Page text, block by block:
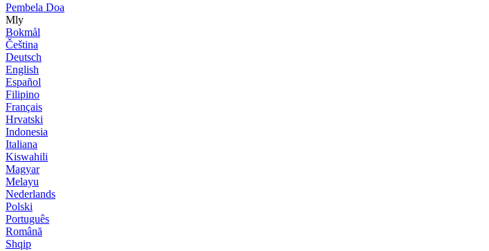
Pembela Doa
Mly
Bokmål
Čeština
Deutsch
English
Español
Filipino
Français
Hrvatski
Indonesia
Italiana
Kiswahili
Magyar
Melayu
Nederlands
Polski
Português
Română
Shqip